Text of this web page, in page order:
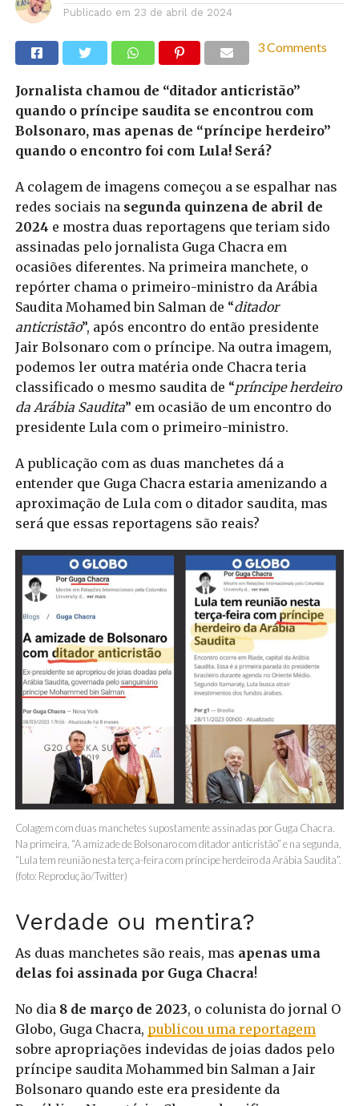
Publicado em 23 de abril de 2024
3 Comments
Jornalista chamou de “ditador anticristão”
quando o príncipe saudita se encontrou com
Bolsonaro, mas apenas de “príncipe herdeiro”
quando o encontro foi com Lula! Será?
A colagem de imagens começou a se espalhar nas
redes sociais na segunda quinzena de abril de
2024 e mostra duas reportagens que teriam sido
assinadas pelo jornalista Guga Chacra em
ocasiões diferentes. Na primeira manchete, o
repórter chama o primeiro-ministro da Arábia
Saudita Mohamed bin Salman de “ditador
anticristão”, após encontro do então presidente
Jair Bolsonaro com o príncipe. Na outra imagem,
podemos ler outra matéria onde Chacra teria
classificado o mesmo saudita de “príncipe herdeiro
da Arábia Saudita” em ocasião de um encontro do
presidente Lula com o primeiro-ministro.
A publicação com as duas manchetes dá a
entender que Guga Chacra estaria amenizando a
aproximação de Lula com o ditador saudita, mas
será que essas reportagens são reais?
Colagem com duas manchetes supostamente assinadas por Guga Chacra.
Na primeira, “A amizade de Bolsonaro com ditador anticristão” e na segunda,
“Lula tem reunião nesta terça-feira com príncipe herdeiro da Arábia Saudita”.
(foto: Reprodução/Twitter)
Verdade ou mentira?
As duas manchetes são reais, mas apenas uma
delas foi assinada por Guga Chacra!
No dia 8 de março de 2023, o colunista do jornal O
Globo, Guga Chacra, publicou uma reportagem
sobre apropriações indevidas de joias dados pelo
príncipe saudita Mohammed bin Salman a Jair
Bolsonaro quando este era presidente da